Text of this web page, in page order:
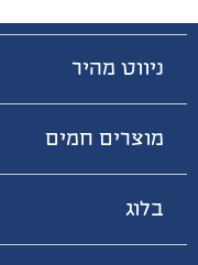
ניווט מהיר
מוצרים חמים
בלוג